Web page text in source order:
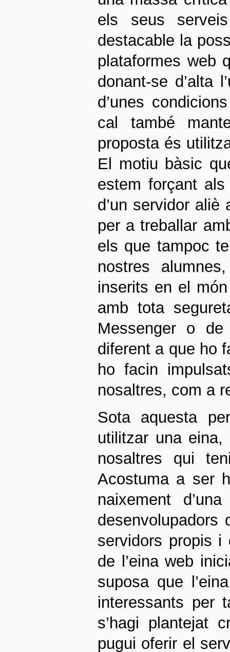
els seus
destacable la
plataformes web
donant-se d’alta
d’unes
cal també
proposta és
El motiu bàsic
estem forçant
d’un servidor
per a treballar
els que tampoc
nostres
inserits en el
amb tota
Messenger o
diferent a que ho
ho facin
nosaltres, com a
Sota aquesta
utilitzar una
nosaltres qui
Acostuma a ser
naixement
desenvolupadors
servidors propis i
de l’eina web
suposa que
interessants per
s’hagi plantejat
pugui oferir el